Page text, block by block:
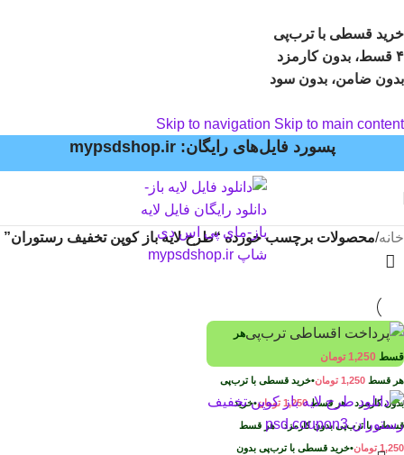
خرید قسطی با ترب‌پی
۴ قسط، بدون کارمزد
بدون ضامن، بدون سود
Skip to navigation Skip to main content
پسورد فایل‌های رایگان: mypsdshop.ir
خانه/محصولات برچسب خورده “طرح لایه باز کوپن تخفیف رستوران”
هر
قسط 1,250 تومان
هر قسط 1,250 تومان•خرید قسطی با ترب‌پی
بدون کارمزدهر قسط1,250 تومان•خرید
قسطی با ترب‌پی بدون کارمزدهر قسط
1,250 تومان•خرید قسطی با ترب‌پی بدون